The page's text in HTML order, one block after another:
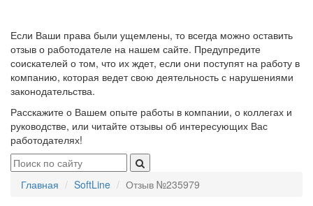
Если Ваши права были ущемлены, то всегда можно оставить
отзыв о работодателе на нашем сайте. Предупредите
соискателей о том, что их ждет, если они поступят на работу в
компанию, которая ведет свою деятельность с нарушениями
законодательства.
Расскажите о Вашем опыте работы в компании, о коллегах и
руководстве, или читайте отзывы об интересующих Вас
работодателях!
Главная SoftLine Отзыв №235979